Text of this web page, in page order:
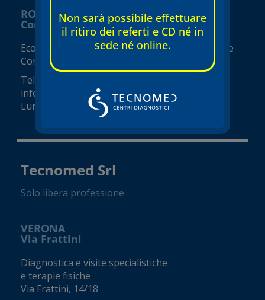
ROVERETO
Corso Rosmini
Ecografie, ecocolordoppler e visite specialistiche
Corso Rosmini, 8
Tel.
info@tecnomed-rovereto.it
Lunedì – Venerdì 08:00-19:00
Tecnomed Srl
Solo libera professione
VERONA
Via Frattini
Diagnostica e visite specialistiche
e terapie fisiche
Via Frattini, 14/18
Non sarà possibile effettuare
il ritiro dei referti e CD né in
sede né online.